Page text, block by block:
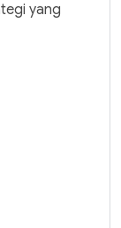
yang